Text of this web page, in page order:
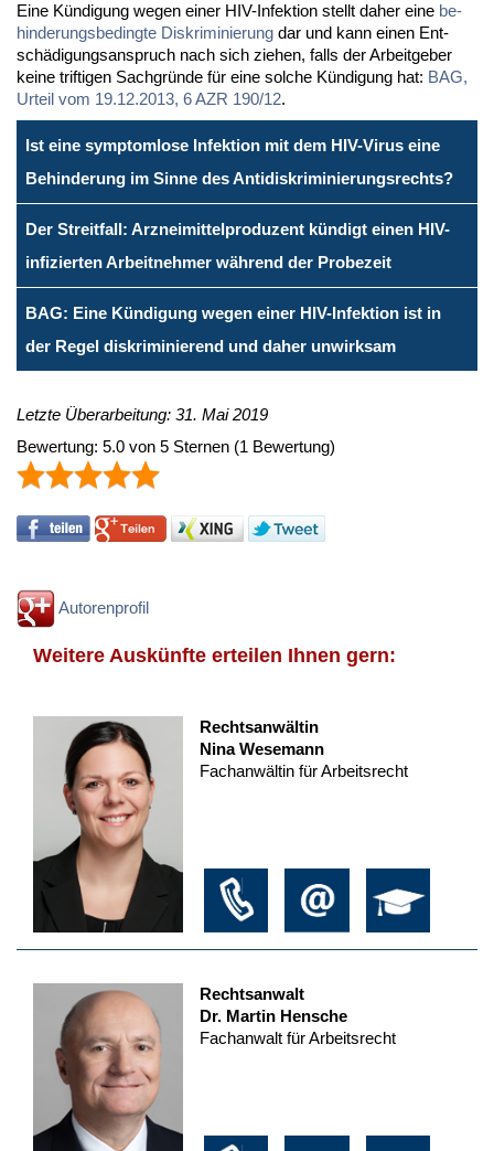
Ei­ne Kün­di­gung we­gen ei­ner HIV-In­fek­ti­on stellt da­her ei­ne be­
hin­de­rungs­be­ding­te Dis­kri­mi­nie­rung dar und kann ei­nen Ent­
schä­di­gungs­an­spruch nach sich zie­hen, falls der Ar­beit­ge­ber
kei­ne trif­ti­gen Sach­grün­de für ei­ne sol­che Kün­di­gung hat: BAG,
Ur­teil vom 19.12.2013, 6 AZR 190/12.‎
Ist eine symptomlose Infektion mit dem HIV-Virus eine
Behinderung im Sinne des Antidiskriminierungsrechts?
Der Streitfall: Arzneimittelproduzent kündigt einen HIV-
infizierten Arbeitnehmer während der Probezeit
BAG: Eine Kündigung wegen einer HIV-Infektion ist in
der Regel diskriminierend und daher unwirksam
Letzte Überarbeitung: 31. Mai 2019
Bewertung: 5.0 von 5 Sternen (1 Bewertung)
Autorenprofil
Weitere Auskünfte erteilen Ihnen gern:
Rechtsanwältin
Nina Wesemann
Fachanwältin für Arbeitsrecht
Rechtsanwalt
Dr. Martin Hensche
Fachanwalt für Arbeitsrecht